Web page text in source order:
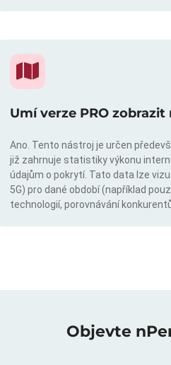
Umí verze PRO
Ano. Tento nástroj je určen
již zahrnuje statistiky výkonu
údajům o pokrytí. Tato data lze
5G) pro dané období (například
technologií, porovnávání
Objevte